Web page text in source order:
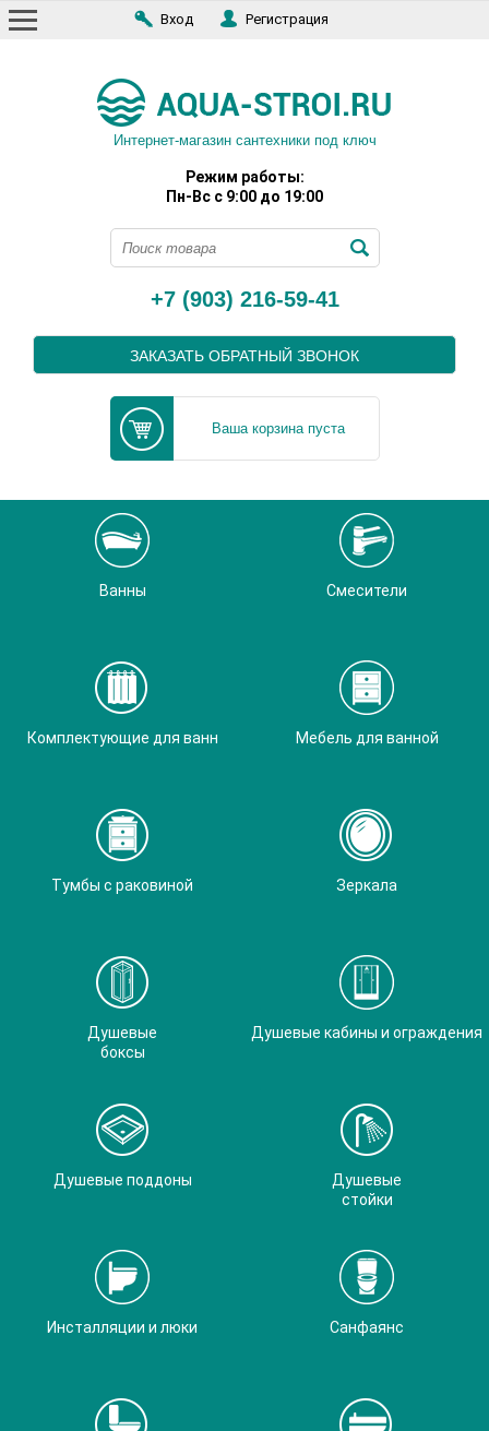
Вход Регистрация
Интернет-магазин сантехники под ключ
Режим работы:
Пн-Вс с 9:00 до 19:00
+7 (903) 216-59-41
ЗАКАЗАТЬ ОБРАТНЫЙ ЗВОНОК
Ваша корзина пуста
Ванны Смесители
Комплектующие для ванн Мебель для ванной
Тумбы с раковиной Зеркала
Душевые
боксы
Душевые кабины и ограждения
Душевые поддоны
Душевые
стойки
Инсталляции и люки Санфаянс